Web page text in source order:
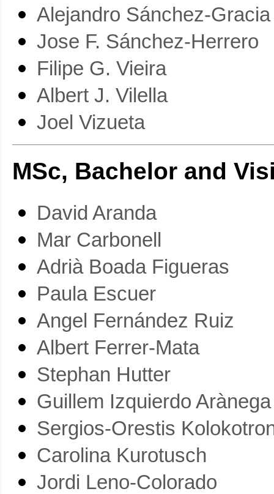
Alejandro Sánchez-Gracia
Jose F. Sánchez-Herrero
Filipe G. Vieira
Albert J. Vilella
Joel Vizueta
MSc, Bachelor and
David Aranda
Mar Carbonell
Adrià Boada Figueras
Paula Escuer
Angel Fernández Ruiz
Albert Ferrer-Mata
Stephan Hutter
Guillem Izquierdo Arànega
Sergios-Orestis
Carolina Kurotusch
Jordi Leno-Colorado